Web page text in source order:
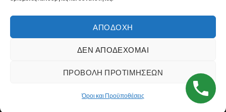
ΑΠΟΔΟΧΉ
ΔΕΝ ΑΠΟΔΈΧΟΜΑΙ
ΠΡΟΒΟΛΉ ΠΡΟΤΙΜΉΣΕΩΝ
Όροι και Προϋποθέσεις
Όροι χρήσης
Τρόποι Πληρωμής
Copyright 2026 ©Designed and Developed by Tsama Graphics